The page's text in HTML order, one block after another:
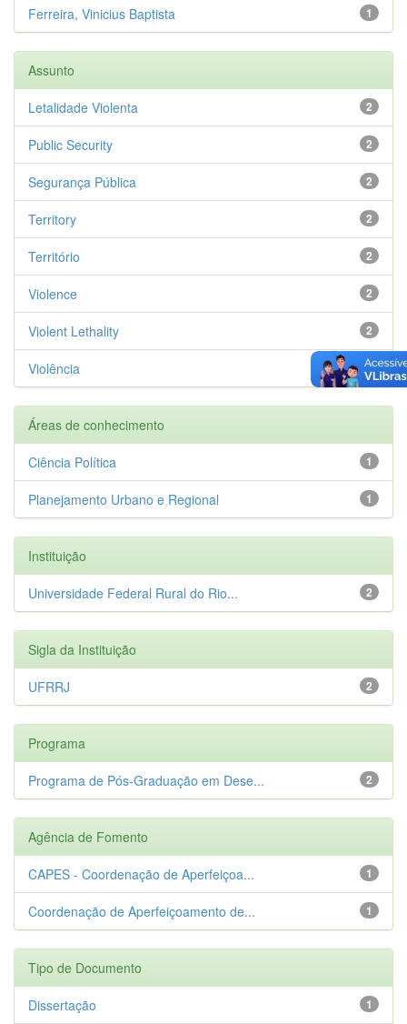
1
Ferreira, Vinicius Baptista
Assunto
2
Letalidade Violenta
2
Public Security
2
Segurança Pública
2
Territory
2
Território
2
Violence
2
Violent Lethality
2
Violência
Áreas de conhecimento
1
Ciência Política
1
Planejamento Urbano e Regional
Instituição
2
Universidade Federal Rural do Rio...
Sigla da Instituição
2
UFRRJ
Programa
2
Programa de Pós-Graduação em Dese...
Agência de Fomento
1
CAPES - Coordenação de Aperfeiçoa...
1
Coordenação de Aperfeiçoamento de...
Tipo de Documento
1
Dissertação